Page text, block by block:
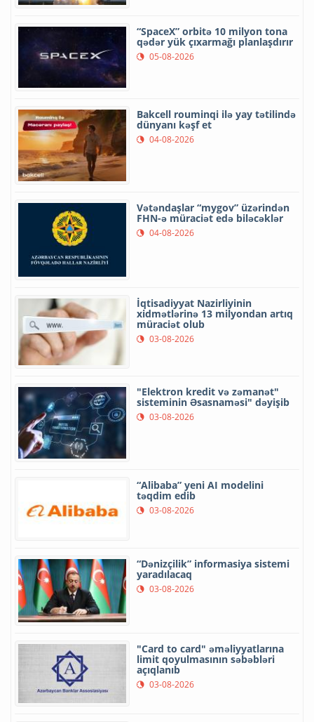
“SpaceX” orbitə 10 milyon tona
qədər yük çıxarmağı planlaşdırır
05-08-2026
Bakcell rouminqi ilə yay tətilində
dünyanı kəşf et
04-08-2026
Vətəndaşlar “mygov” üzərindən
FHN-ə müraciət edə biləcəklər
04-08-2026
İqtisadiyyat Nazirliyinin
xidmətlərinə 13 milyondan artıq
müraciət olub
03-08-2026
"Elektron kredit və zəmanət"
sisteminin Əsasnaməsi" dəyişib
03-08-2026
“Alibaba” yeni AI modelini
təqdim edib
03-08-2026
“Dənizçilik” informasiya sistemi
yaradılacaq
03-08-2026
"Card to card" əməliyyatlarına
limit qoyulmasının səbəbləri
açıqlanıb
03-08-2026